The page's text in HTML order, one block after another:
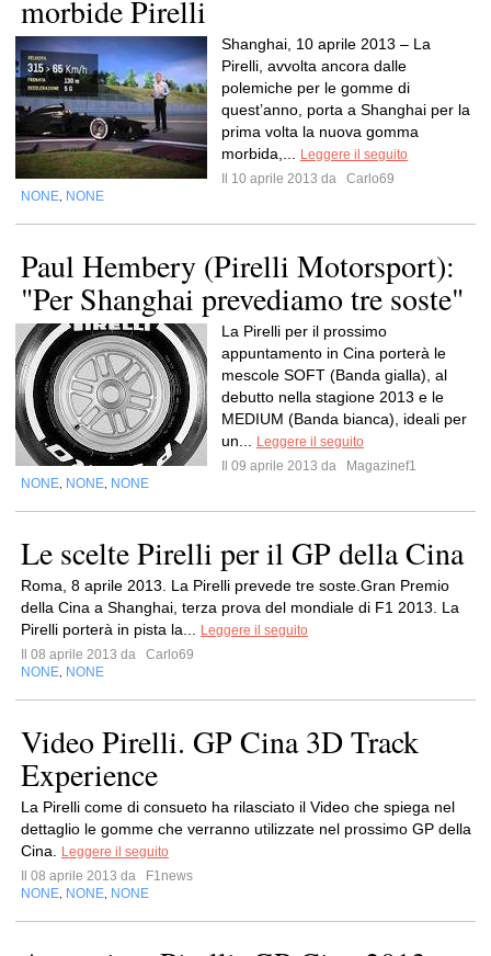
morbide Pirelli
Shanghai, 10 aprile 2013 – La
Pirelli, avvolta ancora dalle
polemiche per le gomme di
quest’anno, porta a Shanghai per la
prima volta la nuova gomma
morbida,...
Leggere il seguito
Il 10 aprile 2013 da
Carlo69
NONE NONE
Paul Hembery (Pirelli Motorsport):
"Per Shanghai prevediamo tre soste"
La Pirelli per il prossimo
appuntamento in Cina porterà le
mescole SOFT (Banda gialla), al
debutto nella stagione 2013 e le
MEDIUM (Banda bianca), ideali per
un...
Leggere il seguito
Il 09 aprile 2013 da
Magazinef1
NONE NONE NONE
Le scelte Pirelli per il GP della Cina
Roma, 8 aprile 2013. La Pirelli prevede tre soste.Gran Premio
della Cina a Shanghai, terza prova del mondiale di F1 2013. La
Pirelli porterà in pista la...
Leggere il seguito
Il 08 aprile 2013 da
Carlo69
NONE NONE
Video Pirelli. GP Cina 3D Track
Experience
La Pirelli come di consueto ha rilasciato il Video che spiega nel
dettaglio le gomme che verranno utilizzate nel prossimo GP della
Cina.
Leggere il seguito
Il 08 aprile 2013 da
F1news
NONE NONE NONE